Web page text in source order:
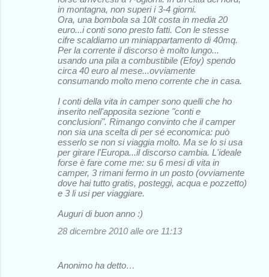
in montagna, non superi i 3-4 giorni.
Ora, una bombola sa 10lt costa in media 20
euro...i conti sono presto fatti. Con le stesse
cifre scaldiamo un miniappartamento di 40mq.
Per la corrente il discorso è molto lungo...
usando una pila a combustibile (Efoy) spendo
circa 40 euro al mese...ovviamente
consumando molto meno corrente che in casa.
I conti della vita in camper sono quelli che ho
inserito nell'apposita sezione "conti e
conclusioni". Rimango convinto che il camper
non sia una scelta di per sé economica: può
esserlo se non si viaggia molto. Ma se lo si usa
per girare l'Europa...il discorso cambia. L'ideale
forse è fare come me: su 6 mesi di vita in
camper, 3 rimani fermo in un posto (ovviamente
dove hai tutto gratis, posteggi, acqua e pozzetto)
e 3 li usi per viaggiare.
Auguri di buon anno :)
28 dicembre 2010 alle ore 11:13
Anonimo ha detto…